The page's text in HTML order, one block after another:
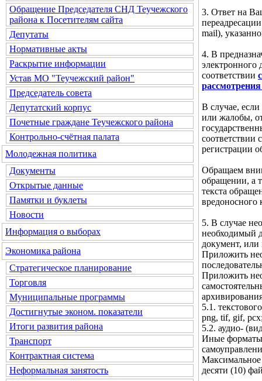
Обращение Председателя СНД Теучежского
района к Посетителям сайта
Депутаты
Нормативные акты
Раскрытие информации
Устав МО "Теучежский район"
Председатель совета
Депутатский корпус
Почетные граждане Теучежского района
Контрольно-счётная палата
Молодежная политика
Документы
Открытые данные
Памятки и буклеты
Новости
Информация о выборах
Экономика района
Стратегическое планирование
Торговля
Муниципальные программы
Достигнутые эконом. показатели
Итоги развития района
Транспорт
Контрактная система
Неформальная занятость
3. Ответ на
mail),
4. В
электронного
соответствии
В случае,
или жалобы,
соответствии
регистрации
Обращаем
обращении, а
текста
вредоносного
5. В случае
необходимый
документ,
Приложить
Приложить
5.1.
png, tif, gif,
5.2. аудио-
Иные форматы
десяти (10)